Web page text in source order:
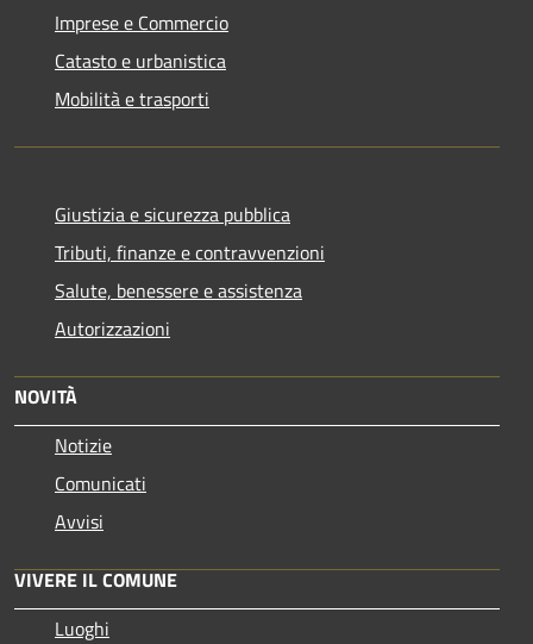
Imprese e Commercio
Catasto e urbanistica
Mobilità e trasporti
Giustizia e sicurezza pubblica
Tributi, finanze e contravvenzioni
Salute, benessere e assistenza
Autorizzazioni
NOVITÀ
Notizie
Comunicati
Avvisi
VIVERE IL COMUNE
Luoghi